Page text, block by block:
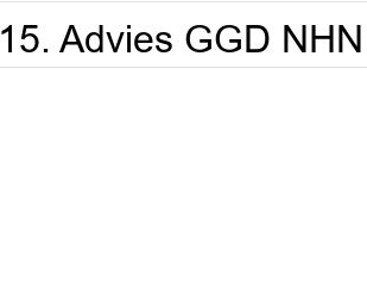
15. Advies GGD NHN